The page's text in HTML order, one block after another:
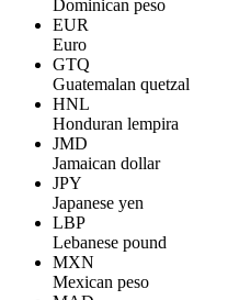
Dominican peso
EUR
Euro
GTQ
Guatemalan quetzal
HNL
Honduran lempira
JMD
Jamaican dollar
JPY
Japanese yen
LBP
Lebanese pound
MXN
Mexican peso